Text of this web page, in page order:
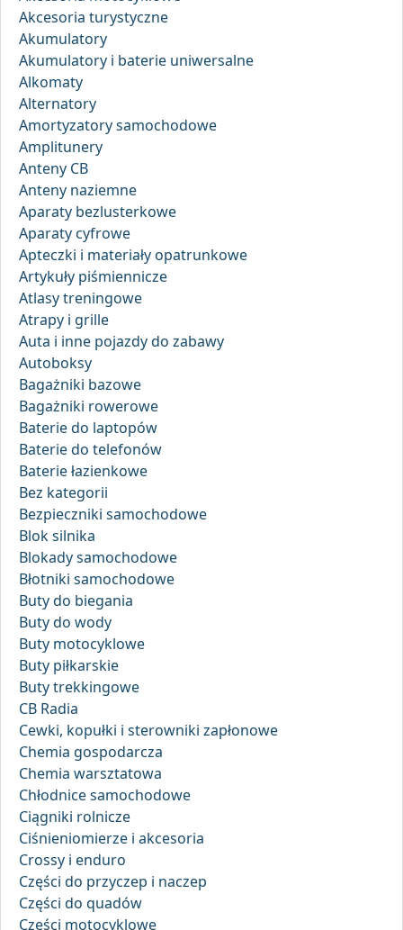
Akcesoria turystyczne
Akumulatory
Akumulatory i baterie uniwersalne
Alkomaty
Alternatory
Amortyzatory samochodowe
Amplitunery
Anteny CB
Anteny naziemne
Aparaty bezlusterkowe
Aparaty cyfrowe
Apteczki i materiały opatrunkowe
Artykuły piśmiennicze
Atlasy treningowe
Atrapy i grille
Auta i inne pojazdy do zabawy
Autoboksy
Bagażniki bazowe
Bagażniki rowerowe
Baterie do laptopów
Baterie do telefonów
Baterie łazienkowe
Bez kategorii
Bezpieczniki samochodowe
Blok silnika
Blokady samochodowe
Błotniki samochodowe
Buty do biegania
Buty do wody
Buty motocyklowe
Buty piłkarskie
Buty trekkingowe
CB Radia
Cewki, kopułki i sterowniki zapłonowe
Chemia gospodarcza
Chemia warsztatowa
Chłodnice samochodowe
Ciągniki rolnicze
Ciśnieniomierze i akcesoria
Crossy i enduro
Części do przyczep i naczep
Części do quadów
Części motocyklowe